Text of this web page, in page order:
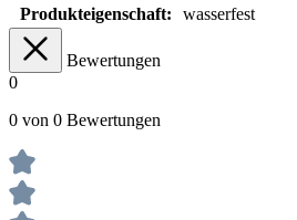
Produkteigenschaft:
wasserfest
Bewertungen
0
0 von 0 Bewertungen